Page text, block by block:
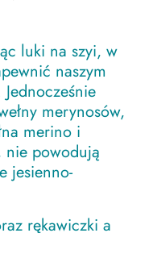
luki na szyi, w
naszym
merynosów,
merino i
nie powodują
jesienno-
rękawiczki a